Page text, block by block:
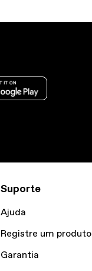
Suporte
Ajuda
Registre um produto
Garantia